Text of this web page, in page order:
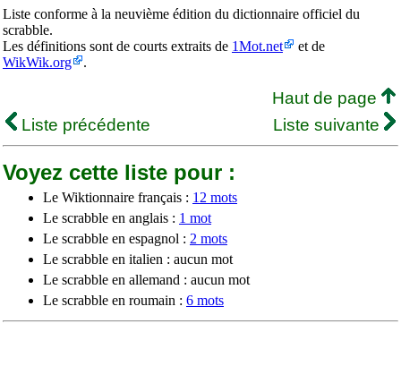
Liste conforme à la neuvième édition du dictionnaire officiel du
scrabble.
Les définitions sont de courts extraits de 1Mot.net
et de
WikWik.org
.
Haut de page
Liste précédente
Liste suivante
Voyez cette liste pour :
Le Wiktionnaire français : 12 mots
Le scrabble en anglais : 1 mot
Le scrabble en espagnol : 2 mots
Le scrabble en italien : aucun mot
Le scrabble en allemand : aucun mot
Le scrabble en roumain : 6 mots